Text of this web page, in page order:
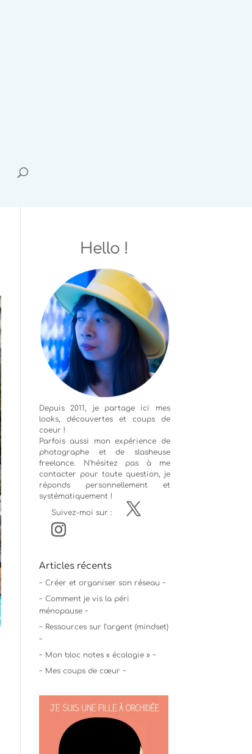
Hello !
Depuis 2011, je partage ici mes
looks, découvertes et coups de
coeur !
Parfois aussi mon expérience de
photographeet de slasheuse
freelance. N'hésitez pas à me
contacter pour toute question, je
réponds personnellement et
systématiquement !
Suivez-moi sur :
Articles récents
~ Créer et organiser son réseau ~
~ Comment je vis la péri
ménopause ~
~ Ressources sur l’argent (mindset)
~
~ Mon bloc notes « écologie » ~
~ Mes coups de cœur ~